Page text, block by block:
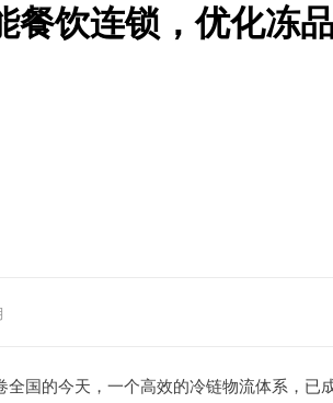
餐饮连锁，优化冻
全国的今天，一个高效的冷链物流体系，已